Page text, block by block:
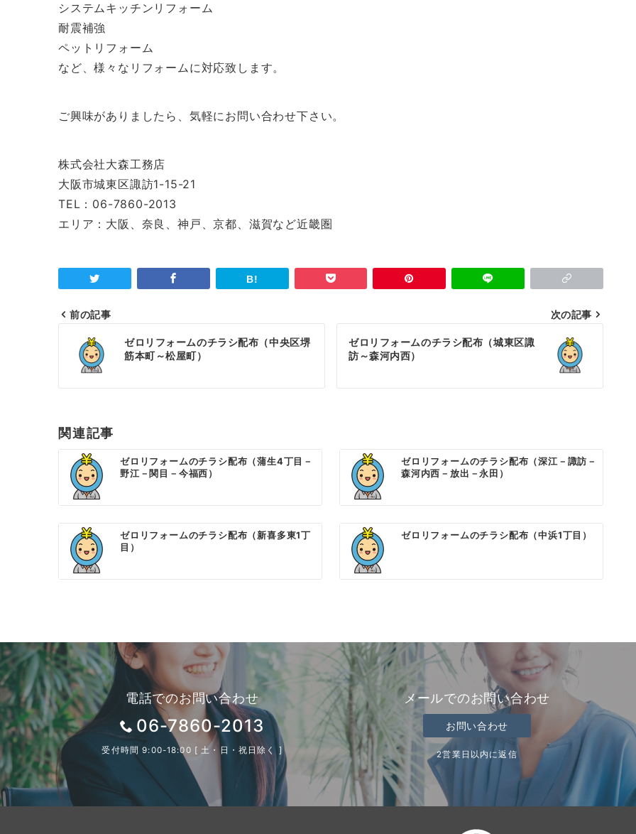
システムキッチンリフォーム
耐震補強
ペットリフォーム
など、様々なリフォームに対応致します。
ご興味がありましたら、気軽にお問い合わせ下さい。
株式会社大森工務店
大阪市城東区諏訪1-15-21
TEL：06-7860-2013
エリア：大阪、奈良、神戸、京都、滋賀など近畿圏
ナ
ゲ
ー
シ
ョ
ン
前の記事
ゼロリフォームのチラシ配布（中央区堺
筋本町～松屋町）
次の記事
ゼロリフォームのチラシ配布（城東区諏
訪～森河内西）
関連記事
ゼロリフォームのチラシ配布（蒲生4丁目－
野江－関目－今福西）
ゼロリフォームのチラシ配布（深江－諏訪－
森河内西－放出－永田）
ゼロリフォームのチラシ配布（新喜多東1丁
目）
ゼロリフォームのチラシ配布（中浜1丁目）
電話でのお問い合わせ
06-7860-2013
受付時間 9:00-18:00 [ 土・日・祝日除く ]
メールでのお問い合わせ
お問い合わせ
2営業日以内に返信